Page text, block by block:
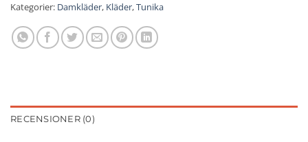
Kategorier: Damkläder, Kläder,Tunika
RECENSIONER (0)